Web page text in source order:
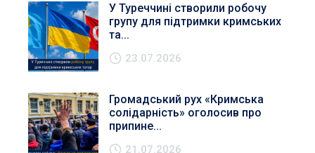
У Туреччині створили робочу
групу для підтримки кримських
та...
23.07.2026
Громадський рух «Кримська
солідарність» оголосив про
припине...
21.07.2026